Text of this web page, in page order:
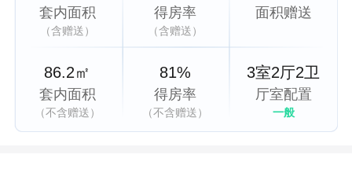
套内面积
（含赠送）
86.2㎡
套内面积
（不含赠送）
得房率
（含赠送）
81%
得房率
（不含赠送）
面积赠送
3室2厅2卫
厅室配置
一般